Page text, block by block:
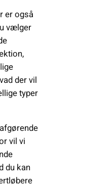
er også
vælger
der vil
typer
vil vi
du kan